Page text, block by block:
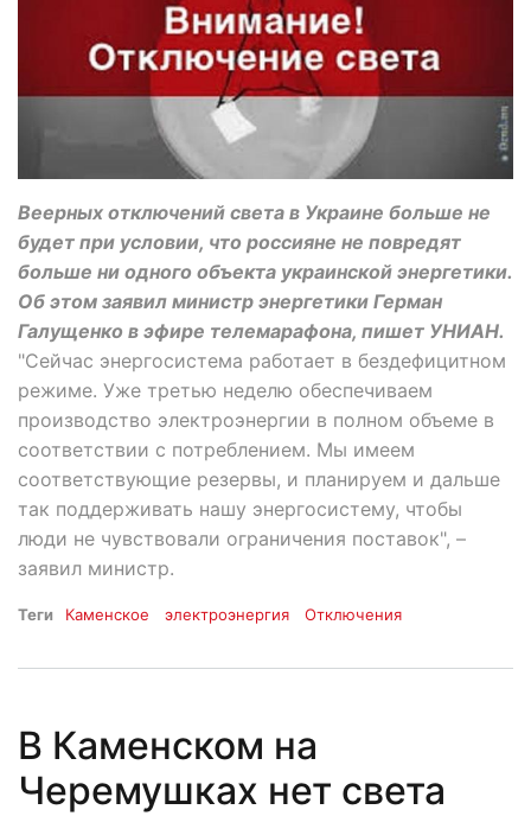
Веерных отключений света в Украине больше не
будет при условии, что россияне не повредят
больше ни одного объекта украинской энергетики.
Об этом заявил министр энергетики Герман
Галущенко в эфире телемарафона, пишет УНИАН.
"Сейчас энергосистема работает в бездефицитном
режиме. Уже третью неделю обеспечиваем
производство электроэнергии в полном объеме в
соответствии с потреблением. Мы имеем
соответствующие резервы, и планируем и дальше
так поддерживать нашу энергосистему, чтобы
люди не чувствовали ограничения поставок", –
заявил министр.
Теги Каменское электроэнергия Отключения
В Каменском на
Черемушках нет света